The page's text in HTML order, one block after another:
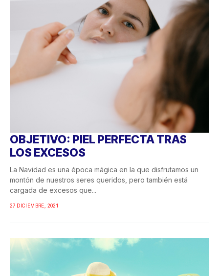
OBJETIVO: PIEL PERFECTA TRAS
LOS EXCESOS
La Navidad es una época mágica en la que disfrutamos un
montón de nuestros seres queridos, pero también está
cargada de excesos que...
27 DICIEMBRE, 2021